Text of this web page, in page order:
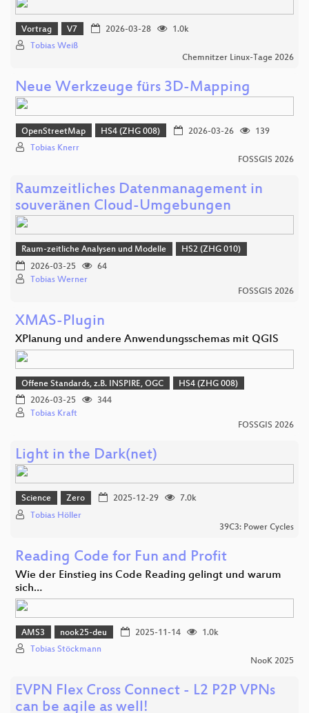
Vortrag V7 2026-03-28
1.0k
Tobias Weiß
Chemnitzer Linux-Tage 2026
Neue Werkzeuge fürs 3D-Mapping
OpenStreetMap HS4 (ZHG 008) 2026-03-26
139
Tobias Knerr
FOSSGIS 2026
Raumzeitliches Datenmanagement in
souveränen Cloud-Umgebungen
Raum-zeitliche Analysen und Modelle
HS2 (ZHG 010)
2026-03-25
64
Tobias Werner
FOSSGIS 2026
XMAS-Plugin
XPlanung und andere Anwendungsschemas mit QGIS
Offene Standards, z.B. INSPIRE, OGC
HS4 (ZHG 008)
2026-03-25
344
Tobias Kraft
FOSSGIS 2026
Light in the Dark(net)
Science Zero 2025-12-29
7.0k
Tobias Höller
39C3: Power Cycles
Reading Code for Fun and Profit
Wie der Einstieg ins Code Reading gelingt und warum
sich…
AMS3 nook25-deu 2025-11-14
1.0k
Tobias Stöckmann
NooK 2025
EVPN Flex Cross Connect - L2 P2P VPNs
can be agile as well!